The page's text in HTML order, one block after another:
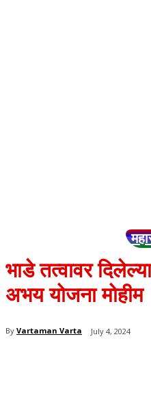
भाडे तत्वावर
अभय योजना मोहीम
By Vartaman Varta July 4, 2024